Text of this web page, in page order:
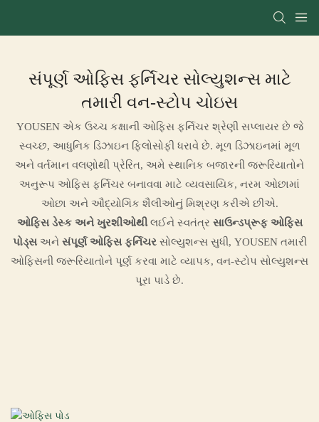
સંપૂર્ણ ઓફિસ ફર્નિચર સોલ્યુશન્સ માટે
તમારી વન-સ્ટોપ ચોઇસ
YOUSEN એક ઉચ્ચ કક્ષાની ઓફિસ ફર્નિચર શ્રેણી સપ્લાયર છે જે
સ્વચ્છ, આધુનિક ડિઝાઇન ફિલોસોફી ધરાવે છે. મૂળ ડિઝાઇનમાં મૂળ
અને વર્તમાન વલણોથી પ્રેરિત, અમે સ્થાનિક બજારની જરૂરિયાતોને
અનુરૂપ ઓફિસ ફર્નિચર બનાવવા માટે વ્યવસાયિક, નરમ ઓછામાં
ઓછા અને ઔદ્યોગિક શૈલીઓનું મિશ્રણ કરીએ છીએ.
ઓફિસ ડેસ્ક અને ખુરશીઓથીલઈને સ્વતંત્ર સાઉન્ડપ્રૂફ ઓફિસ
પોડ્સઅને સંપૂર્ણ ઓફિસ ફર્નિચરસોલ્યુશન્સ સુધી, YOUSEN તમારી
ઓફિસની જરૂરિયાતોને પૂર્ણ કરવા માટે વ્યાપક, વન-સ્ટોપ સોલ્યુશન્સ
પૂરા પાડે છે.